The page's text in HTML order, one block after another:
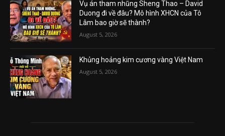
Vụ án tham nhũng Sheng Thao – David
Duong đi về đâu? Mô hình XHCN của Tô
Lâm bao giờ sẽ thành?
August 5, 2026
Khủng hoảng kim cương vàng Việt Nam
August 5, 2026